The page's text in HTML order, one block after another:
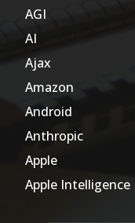
AGI
AI
Ajax
Amazon
Android
Anthropic
Apple
Apple Intelligence